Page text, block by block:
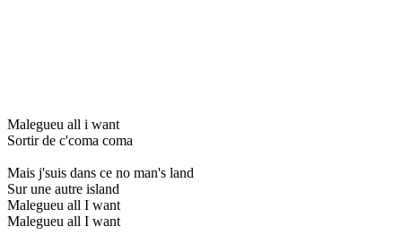
Malegueu all i want
Sortir de c'coma coma
Mais j'suis dans ce no man's land
Sur une autre island
Malegueu all I want
Malegueu all I want